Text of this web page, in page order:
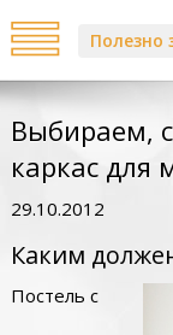
Полезно
Выбираем,
каркас для
29.10.2012
Каким
Постель с